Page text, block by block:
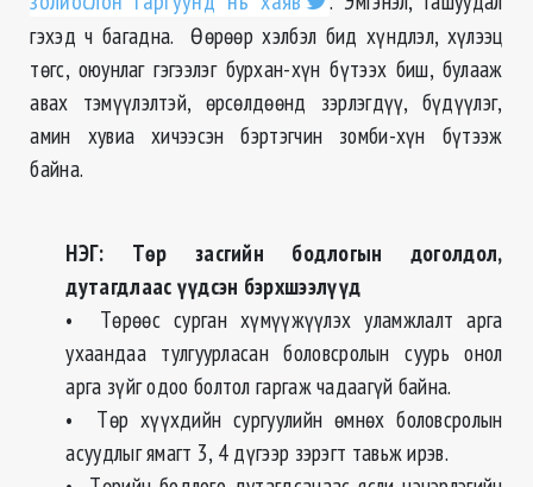
гэхэд ч багадна. Өөрөөр хэлбэл бид хүндлэл, хүлээц
төгс, оюунлаг гэгээлэг бурхан-хүн бүтээх биш, булааж
авах тэмүүлэлтэй, өрсөлдөөнд зэрлэгдүү, бүдүүлэг,
амин хувиа хичээсэн бэртэгчин зомби-хүн бүтээж
байна.
НЭГ: Төр засгийн бодлогын доголдол,
дутагдлаас үүдсэн бэрхшээлүүд
• Төрөөс сурган хүмүүжүүлэх уламжлалт арга
ухаандаа тулгуурласан боловсролын суурь онол
арга зүйг одоо болтол гаргаж чадаагүй байна.
• Төр хүүхдийн сургуулийн өмнөх боловсролын
асуудлыг ямагт 3, 4 дүгээр зэрэгт тавьж ирэв.